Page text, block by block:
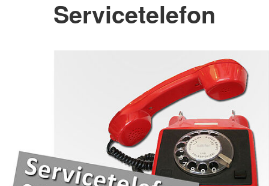
Servicetelefon